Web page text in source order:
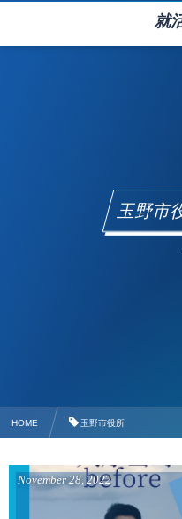
就
玉野市
HOME 玉野市役所
November 28 2022